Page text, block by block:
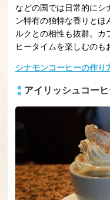
などの国では日常的にシ
ン特有の独特な香りとほ
ルクとの相性も抜群。カ
ヒータイムを楽しむのも
シナモンコーヒーの作り
アイリッシュコー